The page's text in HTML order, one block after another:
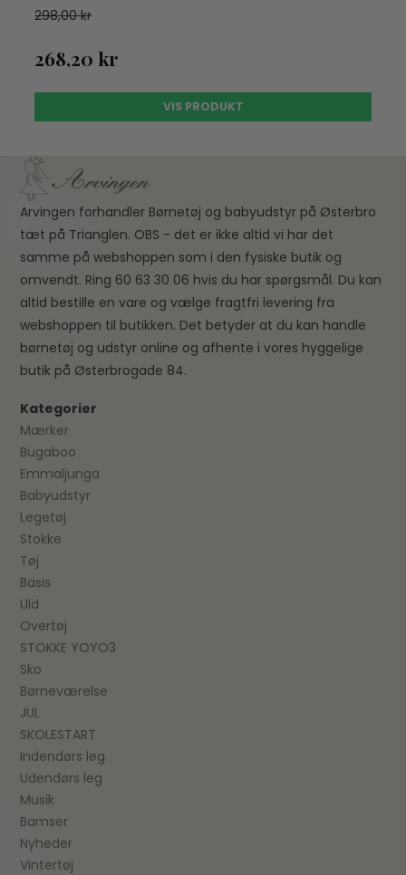
298,00 kr
268,20 kr
VIS PRODUKT
Arvingen forhandler Børnetøj og babyudstyr på Østerbro
tæt på Trianglen. OBS - det er ikke altid vi har det
samme på webshoppen som i den fysiske butik og
omvendt. Ring 60 63 30 06 hvis du har spørgsmål. Du kan
altid bestille en vare og vælge fragtfri levering fra
webshoppen til butikken. Det betyder at du kan handle
børnetøj og udstyr online og afhente i vores hyggelige
butik på Østerbrogade 84.
Kategorier
Mærker
Bugaboo
Emmaljunga
Babyudstyr
Legetøj
Stokke
Tøj
Basis
Uld
Overtøj
STOKKE YOYO3
Sko
Børneværelse
JUL
SKOLESTART
Indendørs leg
Udendørs leg
Musik
Bamser
Nyheder
Vintertøj